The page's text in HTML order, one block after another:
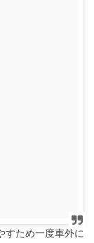
すため一度車外に